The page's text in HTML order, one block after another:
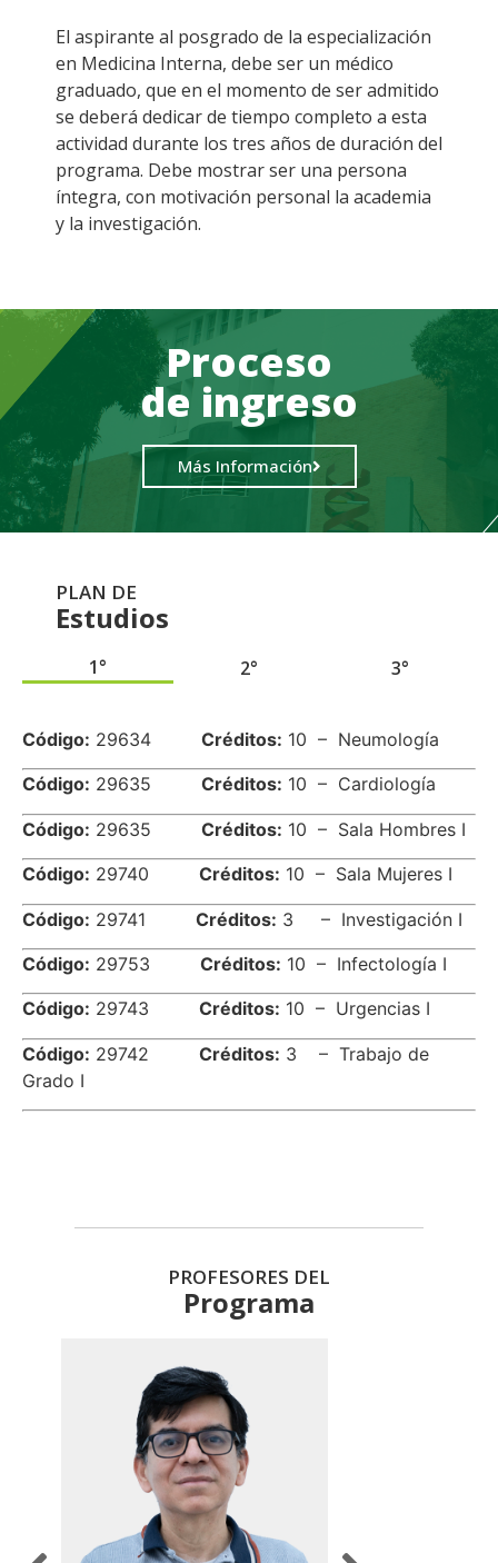
El aspirante al posgrado de la especialización
en Medicina Interna, debe ser un médico
graduado, que en el momento de ser admitido
se deberá dedicar de tiempo completo a esta
actividad durante los tres años de duración del
programa. Debe mostrar ser una persona
íntegra, con motivación personal la academia
y la investigación.
Proceso
de ingreso
Más Información
PLAN DE
Estudios
1° 2° 3°
Código: 29634 Créditos: 10 – Neumología
Código: 29635 Créditos: 10 – Cardiología
Código: 29635 Créditos: 10 – Sala Hombres I
Código: 29740 Créditos: 10 – Sala Mujeres I
Código: 29741 Créditos: 3 – Investigación I
Código: 29753 Créditos: 10 – Infectología I
Código: 29743 Créditos: 10 – Urgencias I
Código: 29742 Créditos: 3 – Trabajo de
Grado I
PROFESORES DEL
Programa